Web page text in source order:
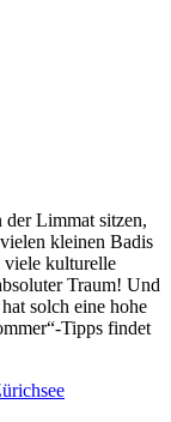
Limmat sitzen,
kleinen Badis
viele kulturelle
Traum! Und
solch eine hohe
Tipps findet